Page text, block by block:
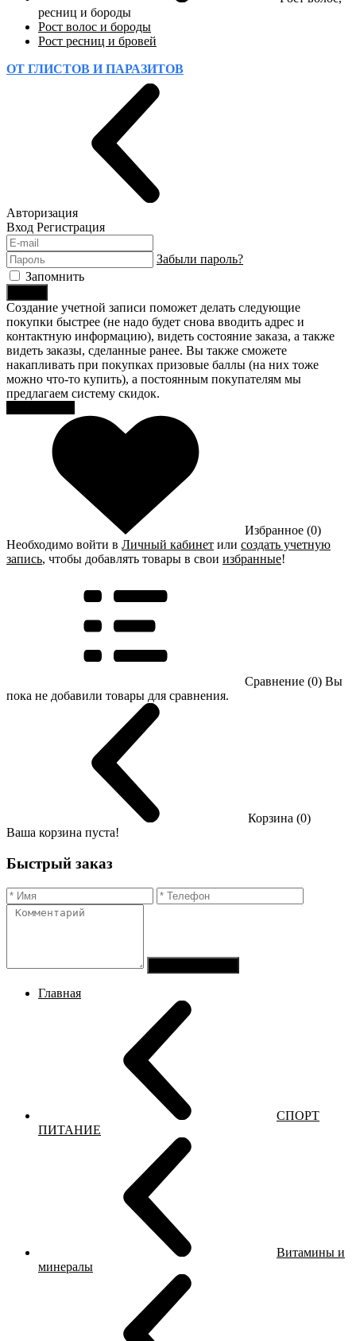
ресниц и бороды
Рост волос и бороды
Рост ресниц и бровей
ОТ ГЛИСТОВ И ПАРАЗИТОВ
Авторизация
Вход Регистрация
Забыли пароль?
Запомнить
Создание учетной записи поможет делать следующие
покупки быстрее (не надо будет снова вводить адрес и
контактную информацию), видеть состояние заказа, а также
видеть заказы, сделанные ранее. Вы также сможете
накапливать при покупках призовые баллы (на них тоже
можно что-то купить), а постоянным покупателям мы
предлагаем систему скидок.
Избранное (0)
Необходимо войти в Личный кабинет или создать учетную
запись, чтобы добавлять товары в свои избранные!
Сравнение (0) Вы
пока не добавили товары для сравнения.
Корзина (0)
Ваша корзина пуста!
Быстрый заказ
Главная
СПОРТ
ПИТАНИЕ
Витамины и
минералы